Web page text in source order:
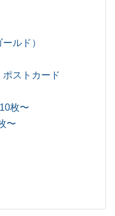
ルド）
ストカード
枚〜
〜